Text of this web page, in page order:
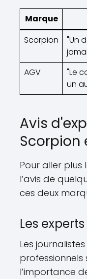
Marque
Scorpion
"Un
AGV
"Le
un
Avis
Scorpion
Pour aller plus
l’avis de
ces deux
Les
Les
professionnels
l’importance